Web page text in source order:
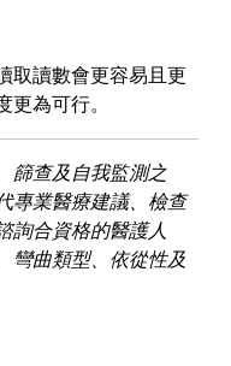
取讀數會更容易且更
為可行。
篩查及自我監測之
專業醫療建議、檢查
詢合資格的醫護人
彎曲類型、依從性及